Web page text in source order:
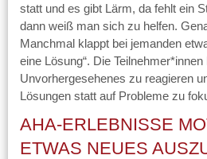
statt und es gibt Lärm, da fehlt ein
dann weiß man sich zu helfen.
Manchmal klappt bei jemanden
eine Lösung“. Die
Unvorhergesehenes zu reagieren
Lösungen statt auf Probleme zu
AHA-ERLEBNISSE
ETWAS NEUES